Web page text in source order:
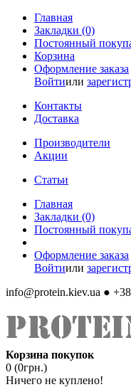
Главная
Закладки (0)
Постоянный
Корзина
Оформление заказа
Войтиили
Контакты
Доставка
Производители
Акции
Статьи
Главная
Закладки (0)
Постоянный
Оформление заказа
Войтиили
info@protein.kiev.ua ●
Корзина покупок
0 (0грн.)
Ничего не куплено!